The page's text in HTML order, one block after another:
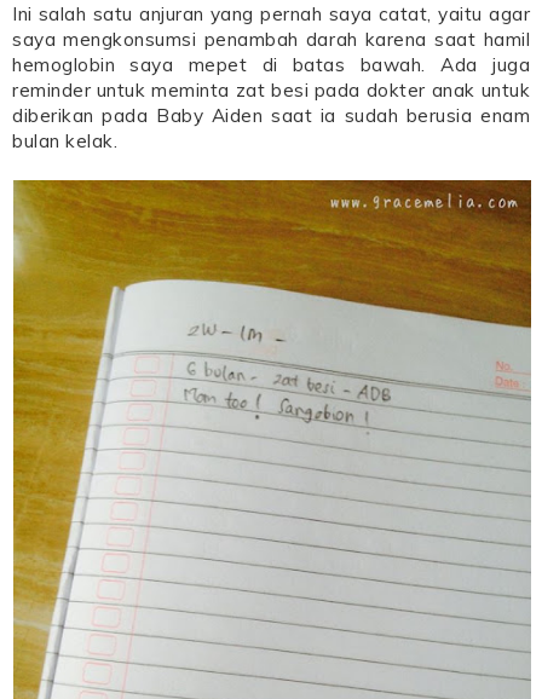
Ini salah satu anjuran yang pernah saya catat, yaitu agar
saya mengkonsumsi penambah darah karena saat hamil
hemoglobin saya mepet di batas bawah. Ada juga
reminder untuk meminta zat besi pada dokter anak untuk
diberikan pada Baby Aiden saat ia sudah berusia enam
bulan kelak.